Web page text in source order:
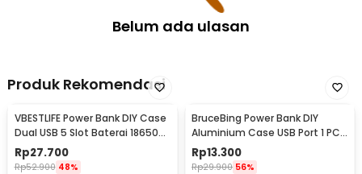
Belum ada ulasan
Produk Rekomendasi
VBESTLIFE Power Bank DIY Case
Dual USB 5 Slot Baterai 18650
Flat Top - YDJ-009HX
Rp27.700
Rp52.900 48%
BruceBing Power Bank DIY
Aluminium Case USB Port 1 PCS
18650 Flat Top - M3
Rp13.300
Rp29.900 56%